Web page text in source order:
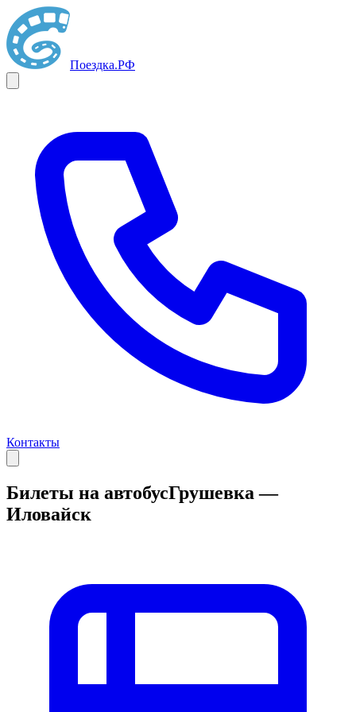
Поездка.РФ
Контакты
Билеты на автобусГрушевка —
Иловайск